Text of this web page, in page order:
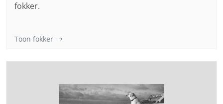
fokker.
Toon fokker